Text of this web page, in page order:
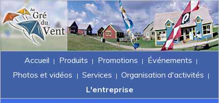
Accueil | Produits | Promotions | Événements |
Photos et vidéos | Services | Organisation d'activités |
L'entreprise